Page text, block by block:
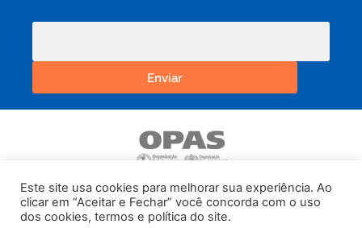
Enviar
Este site usa cookies para melhorar sua experiência. Ao
clicar em “Aceitar e Fechar” você concorda com o uso
dos cookies, termos e política do site.